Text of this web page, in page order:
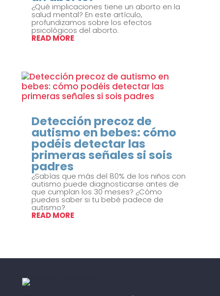
¿Qué implicaciones tiene un aborto en la
salud mental? En este artículo,
profundizamos sobre los efectos
psicológicos del aborto.
READ MORE
Detección precoz de
autismo en bebes: cómo
podéis detectar las
primeras señales si sois
padres
¿Sabías que más del 80% de los niños con
autismo puede diagnosticarse antes de
que cumplan los 30 meses? ¿Cómo
puedes saber si tu bebé padece de
autismo?
READ MORE